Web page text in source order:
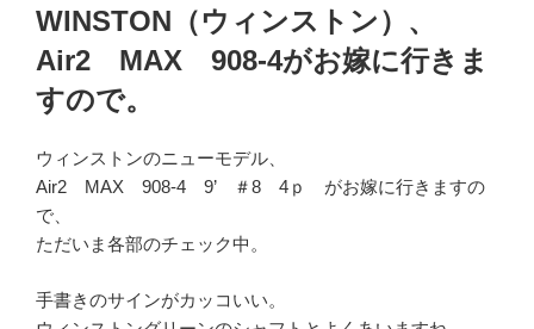
稿
日:
WINSTON（ウィンストン）、
Air2 MAX 908-4がお嫁に行きま
すので。
ウィンストンのニューモデル、
Air2 MAX 908-4 9’ ＃8 4ｐ がお嫁に行きますの
で、
ただいま各部のチェック中。
手書きのサインがカッコいい。